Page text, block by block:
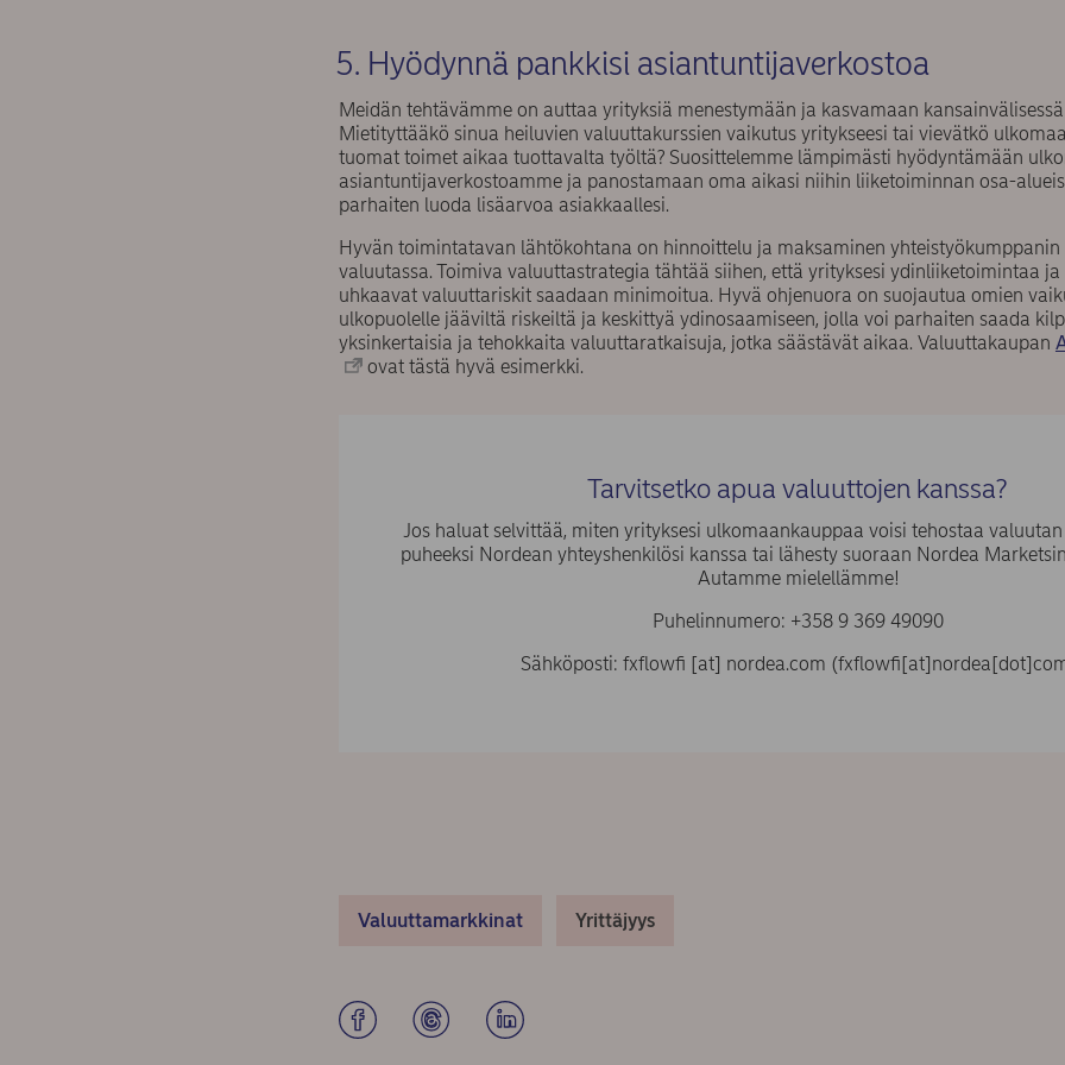
5. Hyödynnä pankkisi asiantuntijaverkostoa
Meidän tehtävämme on auttaa yrityksiä menestymään ja kasvamaan
Mietityttääkö sinua heiluvien valuuttakurssien vaikutus yritykseesi tai vievätkö
tuomat toimet aikaa tuottavalta työltä? Suosittelemme lämpimästi hyödyntämään
asiantuntijaverkostoamme ja panostamaan oma aikasi niihin liiketoiminnan osa-
parhaiten luoda lisäarvoa asiakkaallesi.
Hyvän toimintatavan lähtökohtana on hinnoittelu ja maksaminen yhteistyökumppanin
valuutassa. Toimiva valuuttastrategia tähtää siihen, että yrityksesi ydinliiketoimintaa
uhkaavat valuuttariskit saadaan minimoitua. Hyvä ohjenuora on suojautua omien
ulkopuolelle jääviltä riskeiltä ja keskittyä ydinosaamiseen, jolla voi parhaiten saada
yksinkertaisia ja tehokkaita valuuttaratkaisuja, jotka säästävät aikaa. Valuuttakaupan
ovat tästä hyvä esimerkki.
Tarvitsetko apua valuuttojen kanssa?
Jos haluat selvittää, miten yrityksesi ulkomaankauppaa voisi tehostaa
puheeksi Nordean yhteyshenkilösi kanssa tai lähesty suoraan Nordea
Autamme mielellämme!
Puhelinnumero: +358 9 369 49090
Sähköposti: fxflowfi [at] nordea.com
Valuuttamarkkinat Yrittäjyys